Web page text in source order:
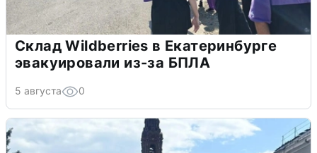
Склад Wildberries в Екатеринбурге
эвакуировали из-за БПЛА
5 августа 0